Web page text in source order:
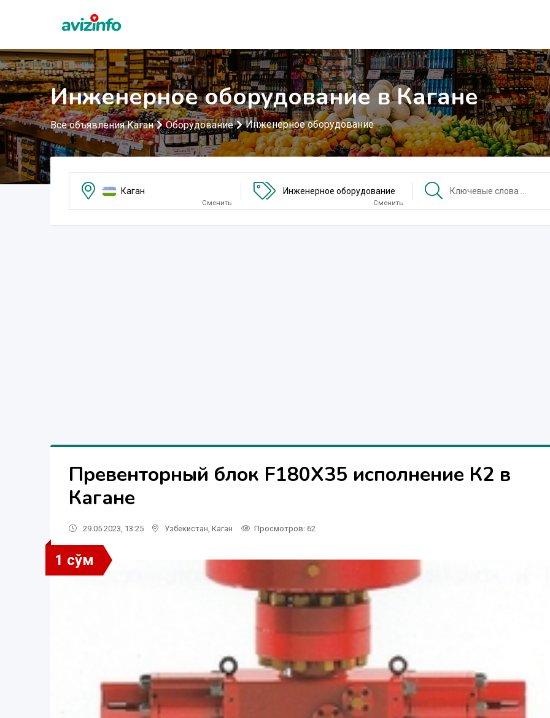
Инженерное оборудование в Кагане
Все объявления Каган Оборудование Инженерное оборудование
Каган
Сменить
Инженерное оборудование
Сменить
Превенторный блок F180X35 исполнение К2 в
Кагане
29.05.2023, 13:25 Узбекистан Каган Просмотров: 62
1 сўм